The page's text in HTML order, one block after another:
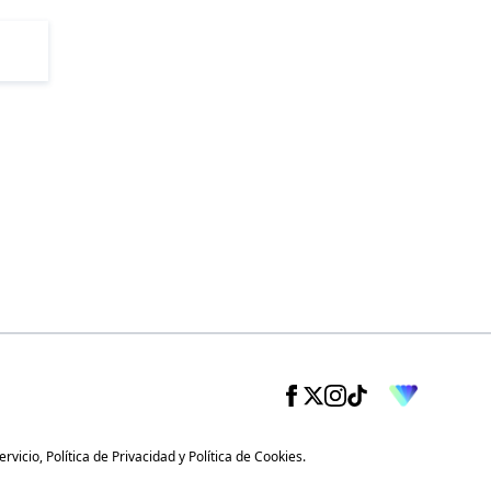
, Política de Privacidady Política de Cookies.